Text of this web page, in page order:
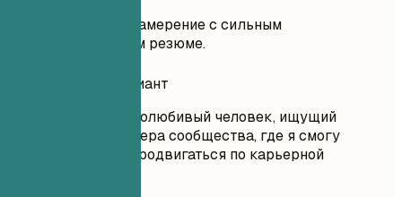
Сравните слабое намерение с сильным
профессиональным резюме.
Неудачный вариант
Намерение: Я трудолюбивый человек, ищущий
должность менеджера сообщества, где я смогу
узнавать новое и продвигаться по карьерной